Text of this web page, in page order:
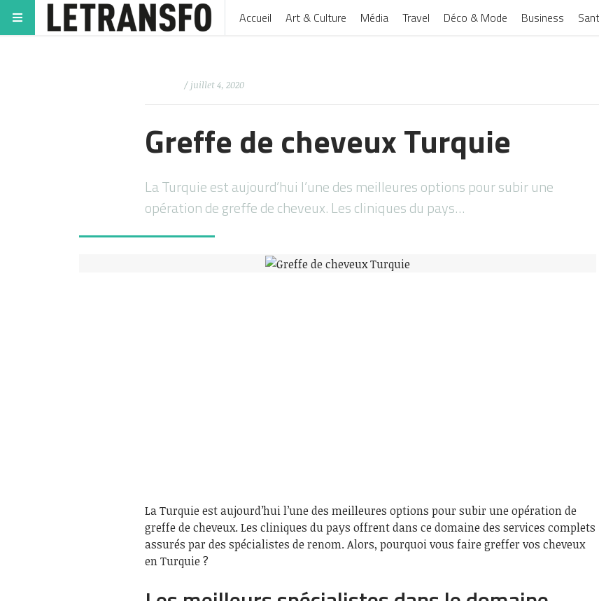
Accueil Art & Culture Média Travel Déco & Mode Business
/ juillet 4, 2020
Greffe de cheveux Turquie
La Turquie est aujourd’hui l’une des meilleures options pour subir une
opération de greffe de cheveux. Les cliniques du pays…
La Turquie est aujourd’hui l’une des meilleures options pour subir une opération de
greffe de cheveux. Les cliniques du pays offrent dans ce domaine des services complets
assurés par des spécialistes de renom. Alors, pourquoi vous faire greffer vos cheveux
en Turquie ?